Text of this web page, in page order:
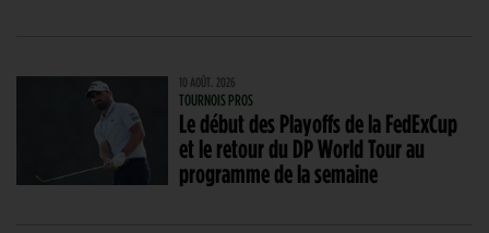
10 AOÛT. 2026
TOURNOIS PROS
Le début des Playoffs de la FedExCup
et le retour du DP World Tour au
programme de la semaine